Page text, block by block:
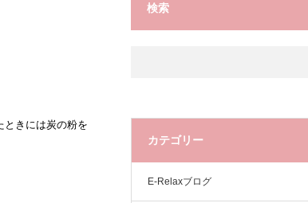
ときには炭の粉を
検索
カテゴリー
E-Relaxブログ